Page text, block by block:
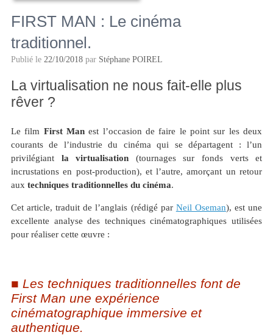
FIRST MAN : Le cinéma
traditionnel.
Publié le 22/10/2018 par Stéphane POIREL
La virtualisation ne nous fait-elle plus
rêver ?
Le film First Manest l’occasion de faire le point sur les deux
courants de l’industrie du cinéma qui se départagent : l’un
privilégiant la virtualisation (tournages sur fonds verts et
incrustations en post-production), et l’autre, amorçant un retour
aux techniques traditionnelles du cinéma.
Cet article, traduit de l’anglais (rédigé par Neil Oseman), est une
excellente analyse des techniques cinématographiques utilisées
pour réaliser cette œuvre :
Les techniques traditionnelles font de
First Man une expérience
cinématographique immersive et
authentique